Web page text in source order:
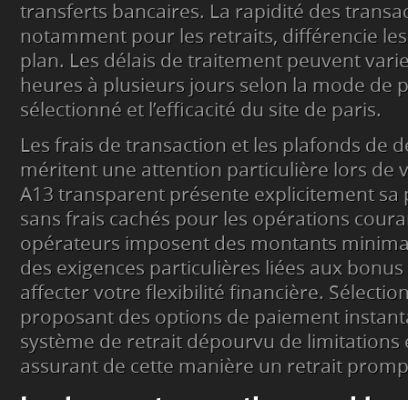
transferts bancaires. La rapidité des
notamment pour les retraits, différencie
plan. Les délais de traitement peuvent
heures à plusieurs jours selon la mode de
sélectionné et l’efficacité du site de paris.
Les frais de transaction et les plafonds de
méritent une attention particulière lors de
A13 transparent présente explicitement
sans frais cachés pour les opérations
opérateurs imposent des montants
des exigences particulières liées aux
affecter votre flexibilité financière.
proposant des options de paiement
système de retrait dépourvu de limitations
assurant de cette manière un retrait